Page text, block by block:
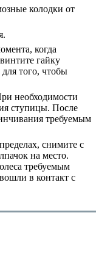
колодки от
когда
гайку
того, чтобы
необходимости
ступицы. После
требуемым
снимите с
на место.
требуемым
в контакт с